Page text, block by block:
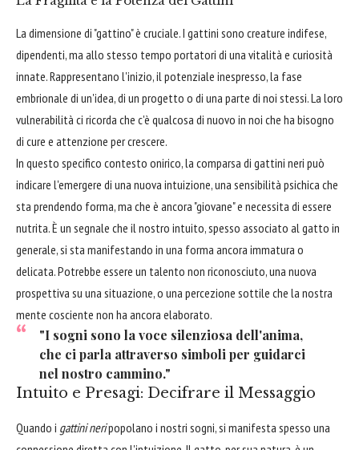
La dimensione di "gattino" è cruciale. I gattini sono creature indifese,
dipendenti, ma allo stesso tempo portatori di una vitalità e curiosità
innate. Rappresentano l'inizio, il potenziale inespresso, la fase
embrionale di un'idea, di un progetto o di una parte di noi stessi. La loro
vulnerabilità ci ricorda che c'è qualcosa di nuovo in noi che ha bisogno
di cure e attenzione per crescere.
In questo specifico contesto onirico, la comparsa di gattini neri può
indicare l'emergere di una nuova intuizione, una sensibilità psichica che
sta prendendo forma, ma che è ancora "giovane" e necessita di essere
nutrita. È un segnale che il nostro intuito, spesso associato al gatto in
generale, si sta manifestando in una forma ancora immatura o
delicata. Potrebbe essere un talento non riconosciuto, una nuova
prospettiva su una situazione, o una percezione sottile che la nostra
mente cosciente non ha ancora elaborato.
"I sogni sono la voce silenziosa dell'anima,
che ci parla attraverso simboli per guidarci
nel nostro cammino."
Intuito e Presagi: Decifrare il Messaggio
Quando i gattini neripopolano i nostri sogni, si manifesta spesso una